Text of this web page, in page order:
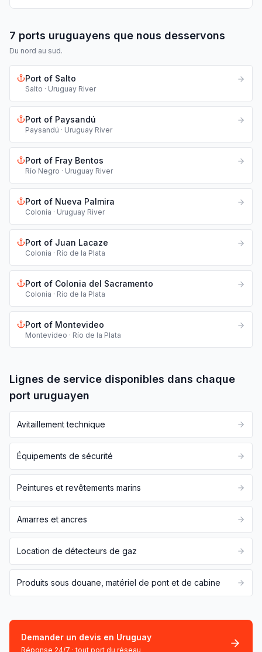
7 ports uruguayens que nous desservons
Du nord au sud.
Port of Salto
Salto · Uruguay River
Port of Paysandú
Paysandú · Uruguay River
Port of Fray Bentos
Río Negro · Uruguay River
Port of Nueva Palmira
Colonia · Uruguay River
Port of Juan Lacaze
Colonia · Río de la Plata
Port of Colonia del Sacramento
Colonia · Río de la Plata
Port of Montevideo
Montevideo · Río de la Plata
Lignes de service disponibles dans chaque
port uruguayen
Avitaillement technique
Équipements de sécurité
Peintures et revêtements marins
Amarres et ancres
Location de détecteurs de gaz
Produits sous douane, matériel de pont et de cabine
Demander un devis en Uruguay
Réponse 24/7 · tout port du réseau